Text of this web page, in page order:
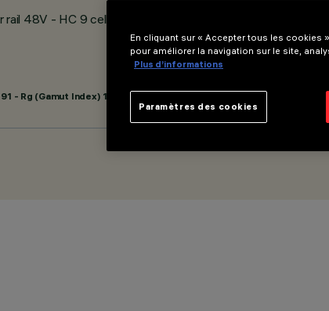
48V - HC 9 cellules - Faisceau large - DALI Powerline
- Rg (Gamut Index) 102
En cliquant sur « Accepter tous les cookies
pour améliorer la navigation sur le site,
Plus d’informations
Paramètres des cookies